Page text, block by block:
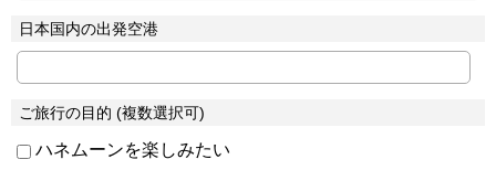
日本国内の出発空港
ご旅行の目的 (複数選択可)
ハネムーンを楽しみたい